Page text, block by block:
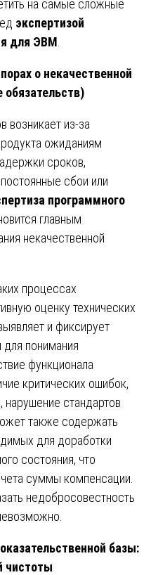
на самые сложные
экспертизой
для ЭВМ
о некачественной
обязательств)
возникает из-за
ожиданиям
сроков,
сбои или
программного
главным
некачественной
процессах
оценку технических
и фиксирует
понимания
функционала
критических ошибок,
нарушение стандартов
также содержать
для доработки
состояния, что
суммы компенсации.
недобросовестность
базы:
чистоты